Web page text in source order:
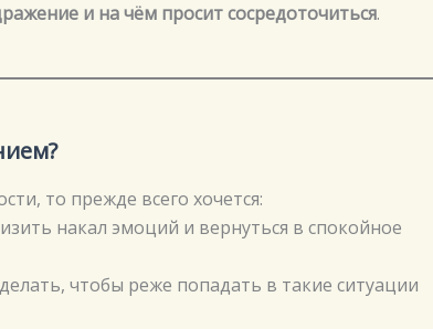
и на чём просит сосредоточиться.
то прежде всего хочется:
накал эмоций и вернуться в спокойное
чтобы реже попадать в такие ситуации